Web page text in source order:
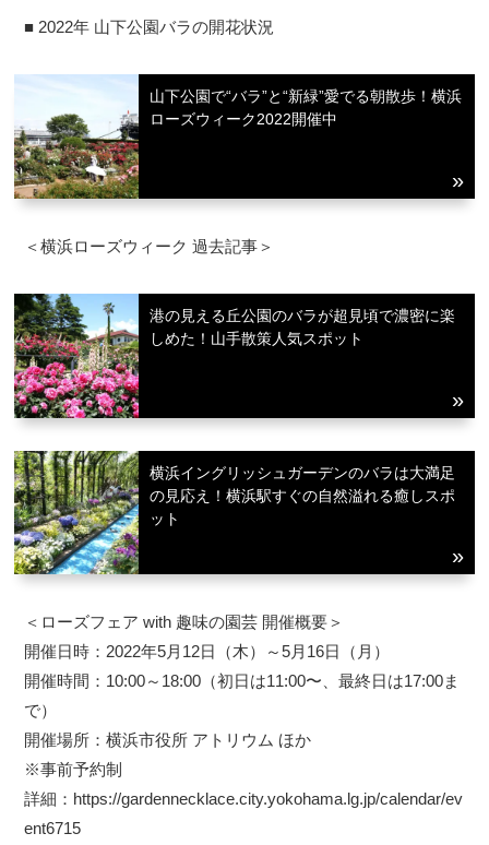
■ 2022年 山下公園バラの開花状況
山下公園で“バラ”と“新緑”愛でる朝散歩！横浜
ローズウィーク2022開催中
＜横浜ローズウィーク 過去記事＞
港の見える丘公園のバラが超見頃で濃密に楽
しめた！山手散策人気スポット
横浜イングリッシュガーデンのバラは大満足
の見応え！横浜駅すぐの自然溢れる癒しスポ
ット
＜ローズフェア with 趣味の園芸 開催概要＞
開催日時：2022年5月12日（木）～5月16日（月）
開催時間：10:00～18:00（初日は11:00〜、最終日は17:00ま
で）
開催場所：横浜市役所 アトリウム ほか
※事前予約制
詳細：https://gardennecklace.city.yokohama.lg.jp/calendar/ev
ent6715